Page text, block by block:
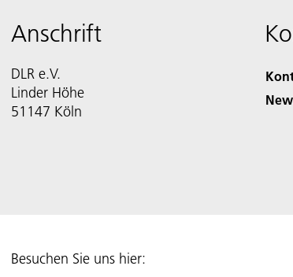
Anschrift
DLR e.V.
Linder Höhe
51147 Köln
Besuchen Sie uns hier: